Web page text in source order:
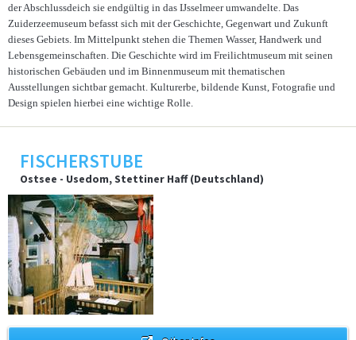
Kunst und Kultur reichen sich bei unserem Ferien am Meer Partner an
der Ostsee,…mehr
der Abschlussdeich sie endgültig in das IJsselmeer umwandelte. Das
Zuiderzeemuseum befasst sich mit der Geschichte, Gegenwart und Zukunft
dieses Gebiets. Im Mittelpunkt stehen die Themen Wasser, Handwerk und
Lebensgemeinschaften. Die Geschichte wird im Freilichtmuseum mit seinen
historischen Gebäuden und im Binnenmuseum mit thematischen
Ausstellungen sichtbar gemacht. Kulturerbe, bildende Kunst, Fotografie und
Design spielen hierbei eine wichtige Rolle.
FISCHERSTUBE
Ostsee - Usedom, Stettiner Haff (Deutschland)